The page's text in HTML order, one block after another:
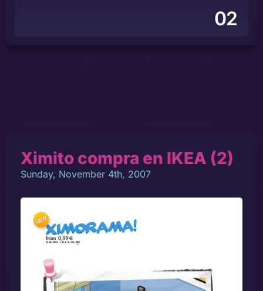
02
Ximito compra en IKEA (2)
Sunday, November 4th, 2007